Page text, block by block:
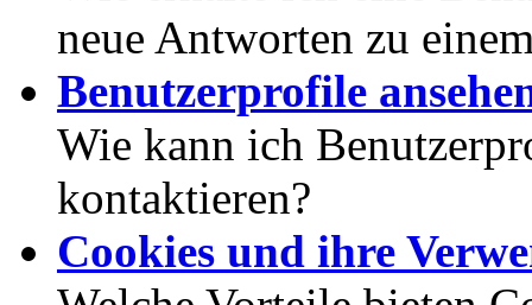
neue Antworten zu
Benutzerprofile
Wie kann ich
kontaktieren?
Cookies und ihre